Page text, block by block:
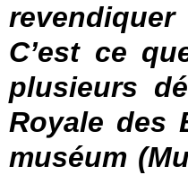
C’est ce
plusieurs
Royale des
muséum